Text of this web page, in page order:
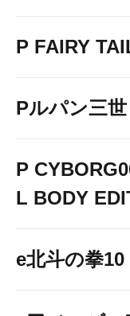
P FAIRY
Pルパン三
P
L BODY
e北斗の拳10